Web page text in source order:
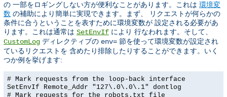
の 一部をロギングしない方が便利なことがあります。これは 環境変
数 の補助により簡単に実現できます。まず、 リクエストが何らかの
条件に合うということを表すために環境変数が 設定される必要があ
ります。これは通常は SetEnvIf により 行なわれます。そして、
CustomLog ディレクティブの env= 節を使って環境変数が設定され
ているリクエストを 含めたり排除したりすることができます。いく
つか例を挙げます:
# Mark requests from the loop-back interface
SetEnvIf Remote_Addr "127\.0\.0\.1" dontlog
# Mark requests for the robots.txt file